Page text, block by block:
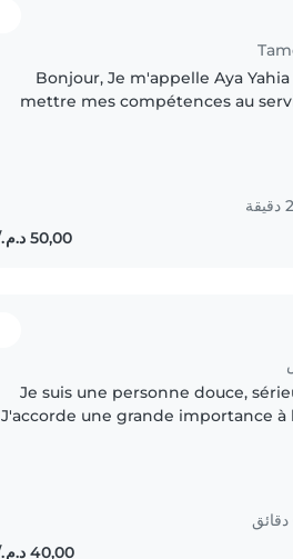
Bonjour, Je m'appelle Aya
mettre mes compétences au
Je suis une personne douce,
J'accorde une grande importance à